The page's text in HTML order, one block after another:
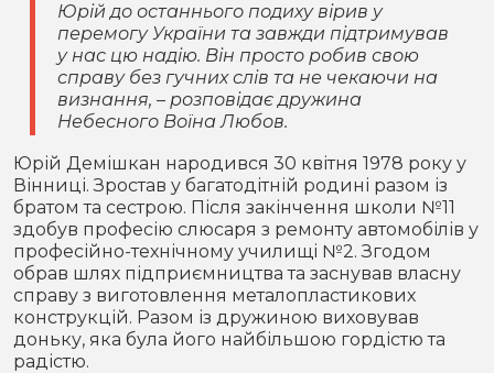
Юрій до останнього подиху вірив у
перемогу України та завжди підтримував
у нас цю надію. Він просто робив свою
справу без гучних слів та не чекаючи на
визнання, – розповідає дружина
Небесного Воїна Любов.
Юрій Демішкан народився 30 квітня 1978 року у
Вінниці. Зростав у багатодітній родині разом із
братом та сестрою. Після закінчення школи №11
здобув професію слюсаря з ремонту автомобілів у
професійно-технічному училищі №2. Згодом
обрав шлях підприємництва та заснував власну
справу з виготовлення металопластикових
конструкцій. Разом із дружиною виховував
доньку, яка була його найбільшою гордістю та
радістю.